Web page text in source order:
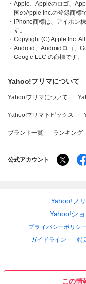
この情
・Apple、Appleのロゴ、
国のApple Inc.の登録商標で
・iPhone商標は、アイホン
す。
・Copyright (C) Apple Inc.
・Android、Androidロゴ、
Google LLC の商標です。
Yahoo!フリマについて
Yahoo!フリマについて
Yahoo!フリマトピックス
ブランド一覧 ランキング
公式アカウント
Yahoo!フ
Yahoo!シ
プライバシーポリシ
ガイドライン
特